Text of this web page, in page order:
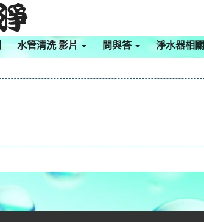
水管清洗 影片 問與答 淨水器相關